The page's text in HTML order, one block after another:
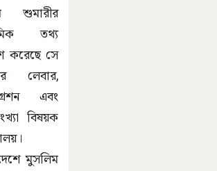
শুমারীর
তথ্য
করেছে সে
লেবার,
এবং
বিষয়ক
মুসলিম